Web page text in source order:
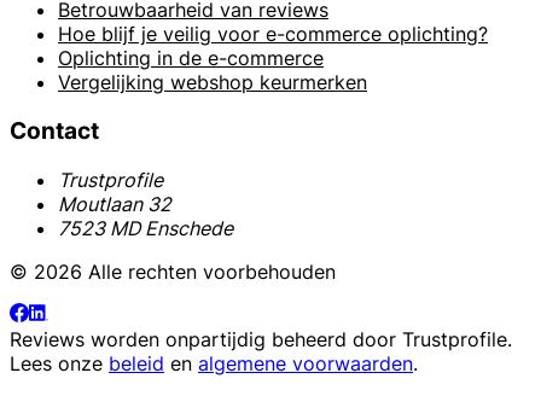
Betrouwbaarheid van reviews
Hoe blijf je veilig voor e-commerce oplichting?
Oplichting in de e-commerce
Vergelijking webshop keurmerken
Contact
Trustprofile
Moutlaan 32
7523 MD Enschede
© 2026 Alle rechten voorbehouden
Reviews worden onpartijdig beheerd door Trustprofile.
Lees onze beleid en algemene voorwaarden.